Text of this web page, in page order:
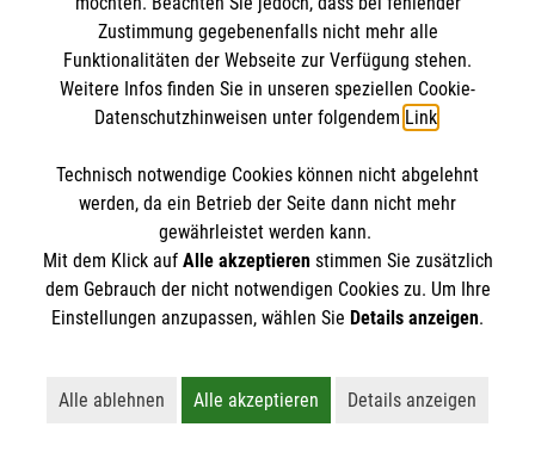
Newsletter abonnieren
Cookies verwalten|AGB |Impressum|Datenschutz|
Zustimmung gegebenenfalls nicht mehr alle
Funktionalitäten der Webseite zur Verfügung stehen.
Weitere Infos finden Sie in unseren speziellen Cookie-
Datenschutzhinweisen unter folgendem Link.
Technisch notwendige Cookies können nicht abgelehnt
werden, da ein Betrieb der Seite dann nicht mehr
gewährleistet werden kann.
Mit dem Klick auf Alle akzeptierenstimmen Sie zusätzlich
dem Gebrauch der nicht notwendigen Cookies zu. Um Ihre
Einstellungen anzupassen, wählen Sie Details anzeigen.
Alle ablehnen
Lehnt alle nicht-essentiellen Cookies ab
Alle akzeptieren
Akzeptiert alle Cookies
Details anzeigen